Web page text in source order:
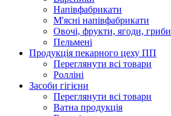
Напівфабрикати
М'ясні напівфабрикати
Овочі, фрукти, ягоди, гриби
Пельмені
Продукцiя пекарного цеху ПП
Переглянути всі товари
Ролліні
Засоби гігієни
Переглянути всі товари
Ватна продукція